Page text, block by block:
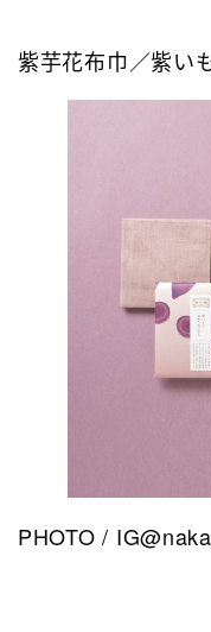
紫芋花布巾／紫い
PHOTO /